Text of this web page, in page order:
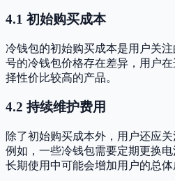
4.1 初始购买成本
冷钱包的初始购买成本是用户关
号的冷钱包价格存在差异，用户
择性价比较高的产品。
4.2 持续维护费用
除了初始购买成本外，用户还应
例如，一些冷钱包需要定期更换
长期使用中可能会增加用户的总体